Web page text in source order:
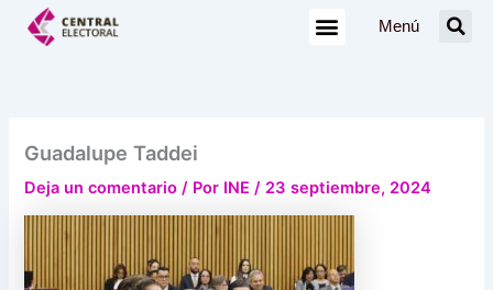
Menú
Guadalupe Taddei
Deja un comentario / Por INE/ 23 septiembre, 2024